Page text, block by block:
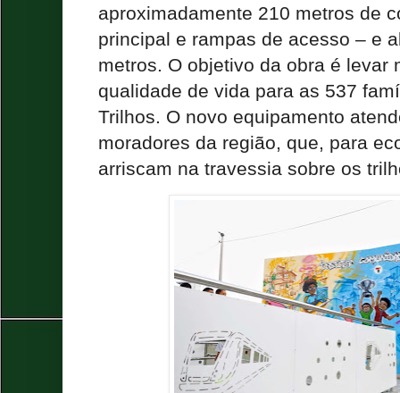
aproximadamente 210 metros de
principal e rampas de acesso – e
metros. O objetivo da obra é levar
qualidade de vida para as 537
Trilhos. O novo equipamento
moradores da região, que, para
arriscam na travessia sobre os